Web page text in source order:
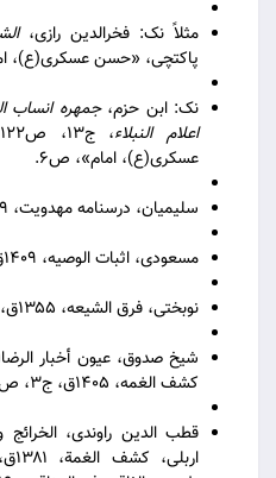
مثلاً نک: فخرالدین رازی،
پاکتچی، «حسن عسکری(ع)،
نک: ابن حزم،جمهره انساب
اعلام النبلاء
عسکری(ع)، امام»، ص۶.
سلیمیان، درسنامه مهدویت، ۱۳۸۹ش، ص۱۸۴.
مسعودی، اثبات الوصیه، ۱۴۰۹ق، ص۲۵۹
نوبختی، فرق الشیعه، ۱۳۵۵ق، ص۹۲
کشف الغمه، ۱۴۰۵ق، ج۳، ص۱۹۸